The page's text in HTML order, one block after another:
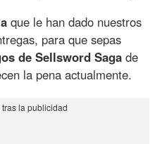
que le han dado nuestros
para que sepas
de Sellsword Saga de
la pena actualmente.